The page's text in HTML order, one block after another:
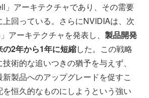
」アーキテクチャであり、その需要
上回っている。さらにNVIDIAは、次
アーキテクチャを発表し、製品開発
2年から1年に短縮した。この戦略
術的な追いつきの猶予を与えず、
製品へのアップグレードを促すこ
を恒久的なものにしようという強い